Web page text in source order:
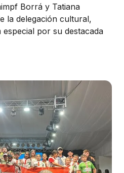
Borrá y Tatiana
la delegación cultural,
por su destacada